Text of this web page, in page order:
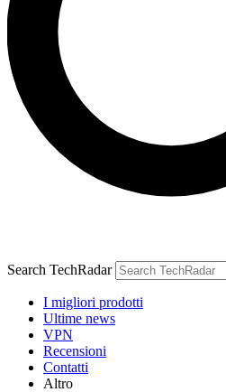
Search TechRadar
I migliori prodotti
Ultime news
VPN
Recensioni
Contatti
Altro